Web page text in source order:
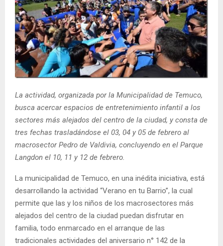
M
E
N
ULa actividad, organizada por la Municipalidad de Temuco,
busca acercar espacios de entretenimiento infantil a los
sectores más alejados del centro de la ciudad, y consta de
tres fechas trasladándose el 03, 04 y 05 de febrero al
macrosector Pedro de Valdivia, concluyendo en el Parque
Langdon el 10, 11 y 12 de febrero.
La municipalidad de Temuco, en una inédita iniciativa, está
desarrollando la actividad “Verano en tu Barrio”, la cual
permite que las y los niños de los macrosectores más
alejados del centro de la ciudad puedan disfrutar en
familia, todo enmarcado en el arranque de las
tradicionales actividades del aniversario n° 142 de la